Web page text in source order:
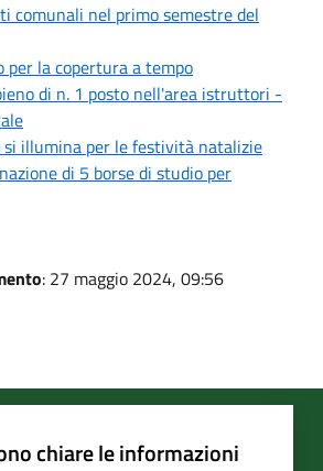
comunali nel primo semestre del
per la copertura a tempo
di n. 1 posto nell'area istruttori -
si illumina per le festività natalizie
di 5 borse di studio per
: 27 maggio 2024, 09:56
chiare le informazioni